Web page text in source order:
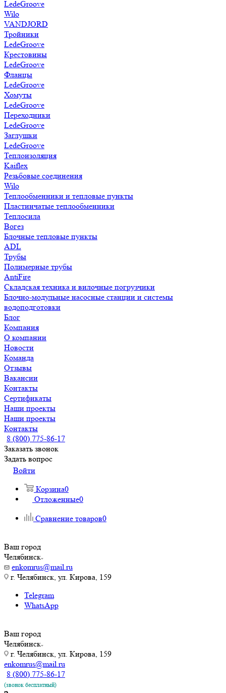
LedeGroove
Wilo
VANDJORD
Тройники
LedeGroove
Крестовины
LedeGroove
Фланцы
LedeGroove
Хомуты
LedeGroove
Переходники
LedeGroove
Заглушки
LedeGroove
Теплоизоляция
Kaiflex
Резьбовые соединения
Wilo
Теплообменники и тепловые пункты
Пластинчатые теплообменники
Теплосила
Вогез
Блочные тепловые пункты
ADL
Трубы
Полимерные трубы
AntiFire
Складская техника и вилочные погрузчики
Блочно-модульные насосные станции и системы
водоподготовки
Блог
Компания
О компании
Новости
Команда
Отзывы
Вакансии
Контакты
Сертификаты
Наши проекты
Наши проекты
Контакты
8 (800) 775-86-17
Заказать звонок
Задать вопрос
Войти
Корзина0
Отложенные0
Сравнение товаров0
Ваш город
Челябинск
enkomrus@mail.ru
г. Челябинск, ул. Кирова, 159
Telegram
WhatsApp
Ваш город
Челябинск
г. Челябинск, ул. Кирова, 159
enkomrus@mail.ru
8 (800) 775-86-17
(звонок бесплатный)